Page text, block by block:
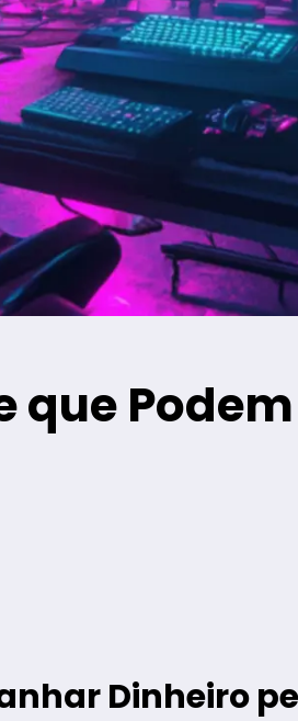
que
Dinheiro